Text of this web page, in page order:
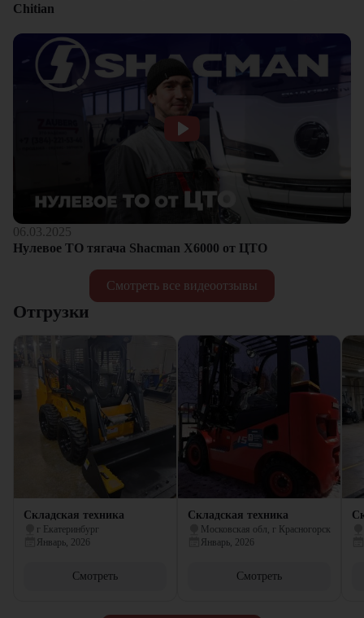
Смотреть все видеоотзывы
Chitian
06.03.2025
Нулевое ТО тягача Shacman Х6000 от ЦТО
Отгрузки
Складская техника
г Екатеринбург
Январь, 2026
Смотреть
Складская техника
Московская обл, г Красногорск
Январь, 2026
Смотреть